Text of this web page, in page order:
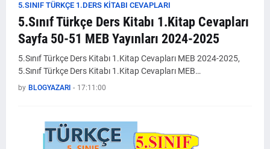
5.SINIF TÜRKÇE 1.DERS KİTABI CEVAPLARI
5.Sınıf Türkçe Ders Kitabı 1.Kitap Cevapları
Sayfa 50-51 MEB Yayınları 2024-2025
5.Sınıf Türkçe Ders Kitabı 1.Kitap Cevapları MEB 2024-2025,
5.Sınıf Türkçe Ders Kitabı 1.Kitap Cevapları MEB…
by BLOGYAZARI - 17:11:00